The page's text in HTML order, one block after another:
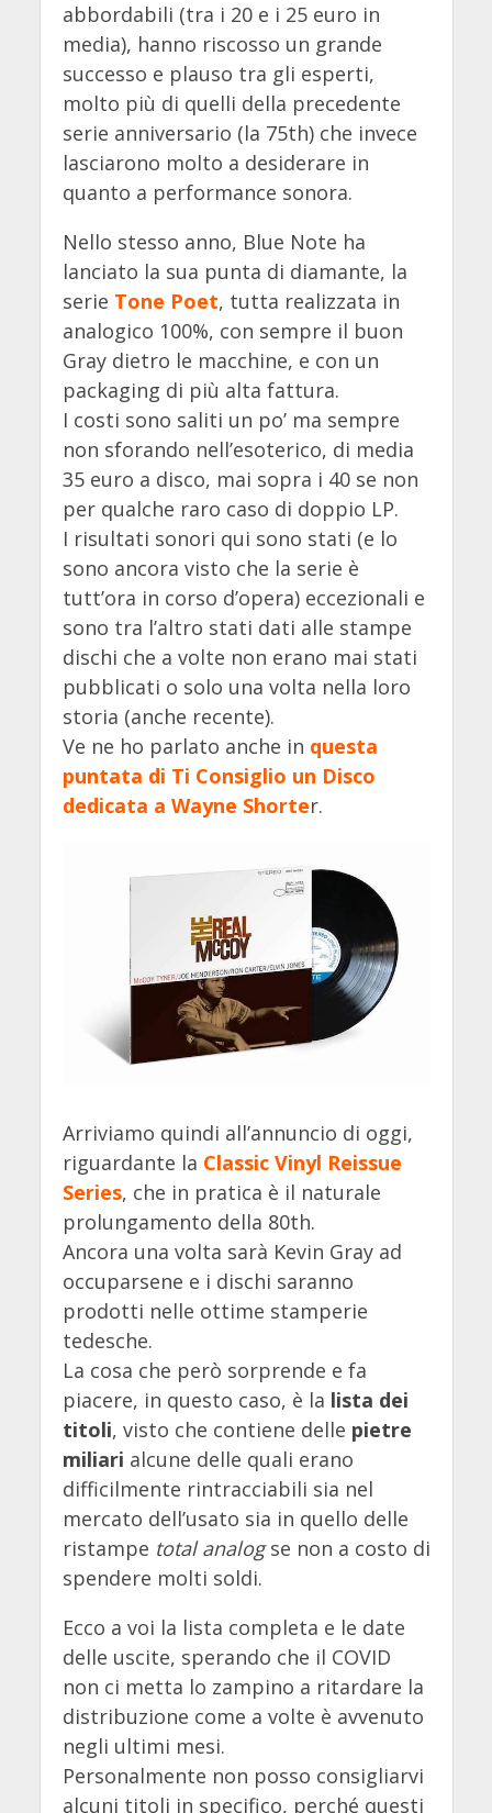
abbordabili (tra i 20 e i 25 euro in
media), hanno riscosso un grande
successo e plauso tra gli esperti,
molto più di quelli della precedente
serie anniversario (la 75th) che invece
lasciarono molto a desiderare in
quanto a performance sonora.
Nello stesso anno, Blue Note ha
lanciato la sua punta di diamante, la
serie Tone Poet, tutta realizzata in
analogico 100%, con sempre il buon
Gray dietro le macchine, e con un
packaging di più alta fattura.
I costi sono saliti un po’ ma sempre
non sforando nell’esoterico, di media
35 euro a disco, mai sopra i 40 se non
per qualche raro caso di doppio LP.
I risultati sonori qui sono stati (e lo
sono ancora visto che la serie è
tutt’ora in corso d’opera) eccezionali e
sono tra l’altro stati dati alle stampe
dischi che a volte non erano mai stati
pubblicati o solo una volta nella loro
storia (anche recente).
Ve ne ho parlato anche in questa
puntata di Ti Consiglio un Disco
dedicata a Wayne Shorter.
Arriviamo quindi all’annuncio di oggi,
riguardante la Classic Vinyl Reissue
Series, che in pratica è il naturale
prolungamento della 80th.
Ancora una volta sarà Kevin Gray ad
occuparsene e i dischi saranno
prodotti nelle ottime stamperie
tedesche.
La cosa che però sorprende e fa
piacere, in questo caso, è la lista dei
titoli, visto che contiene delle pietre
miliari alcune delle quali erano
difficilmente rintracciabili sia nel
mercato dell’usato sia in quello delle
ristampe total analogse non a costo di
spendere molti soldi.
Ecco a voi la lista completa e le date
delle uscite, sperando che il COVID
non ci metta lo zampino a ritardare la
distribuzione come a volte è avvenuto
negli ultimi mesi.
Personalmente non posso consigliarvi
alcuni titoli in specifico, perché questi